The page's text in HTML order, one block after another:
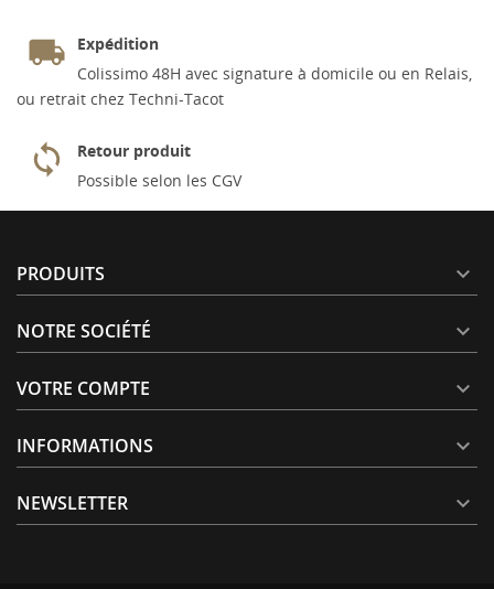
Expédition
Colissimo 48H avec signature à domicile ou en Relais,
ou retrait chez Techni-Tacot
Retour produit
Possible selon les CGV
PRODUITS 
NOTRE SOCIÉTÉ 
VOTRE COMPTE 
INFORMATIONS 
NEWSLETTER 